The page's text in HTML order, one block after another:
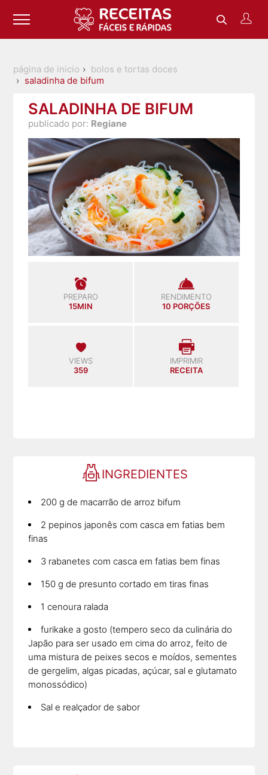
página de inicio
bolos e tortas doces
saladinha de bifum
SALADINHA DE BIFUM
publicado por: Regiane
PREPARO
15MIN
RENDIMENTO
10 PORÇÕES
VIEWS
359
IMPRIMIR
RECEITA
INGREDIENTES
200 g de macarrão de arroz bifum
2 pepinos japonês com casca em fatias bem
finas
3 rabanetes com casca em fatias bem finas
150 g de presunto cortado em tiras finas
1 cenoura ralada
furikake a gosto (tempero seco da culinária do
Japão para ser usado em cima do arroz, feito de
uma mistura de peixes secos e moídos, sementes
de gergelim, algas picadas, açúcar, sal e glutamato
monossódico)
Sal e realçador de sabor